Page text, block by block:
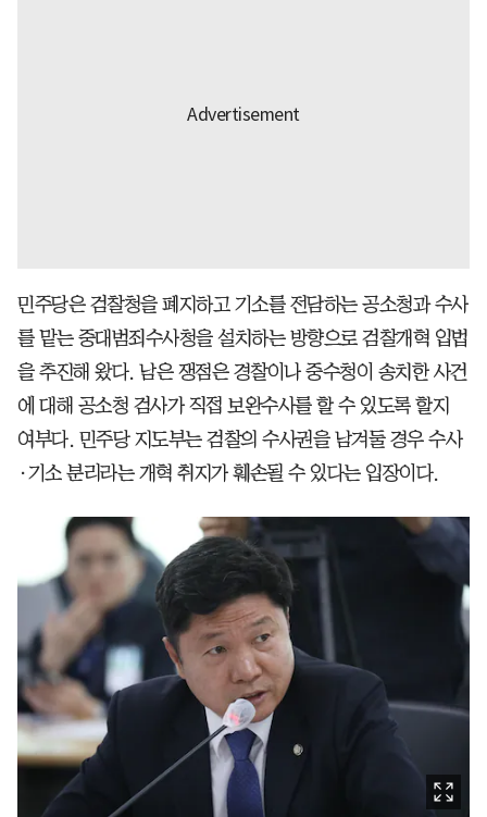
민주당은 검찰청을 폐지하고 기소를 전담하는 공소청과 수사
를 맡는 중대범죄수사청을 설치하는 방향으로 검찰개혁 입법
을 추진해 왔다. 남은 쟁점은 경찰이나 중수청이 송치한 사건
에 대해 공소청 검사가 직접 보완수사를 할 수 있도록 할지
여부다. 민주당 지도부는 검찰의 수사권을 남겨둘 경우 수사
·기소 분리라는 개혁 취지가 훼손될 수 있다는 입장이다.